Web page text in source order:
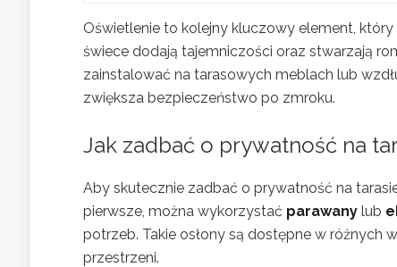
Oświetlenie to kolejny kluczowy element,
świece dodają tajemniczości oraz stwarzają
zainstalować na tarasowych meblach lub
zwiększa bezpieczeństwo po zmroku.
Jak zadbać o prywatność na
Aby skutecznie zadbać o prywatność na
pierwsze, można wykorzystać parawany lub
potrzeb. Takie osłony są dostępne w różnych
przestrzeni.